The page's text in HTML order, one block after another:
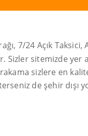
7/24 Açık Taksici,
Sizler sitemizde
sizlere en
de şehir dışı